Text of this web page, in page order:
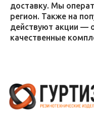
доставку. Мы
регион. Также на
действуют акции —
качественные